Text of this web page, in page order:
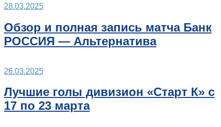
28.03.2025
Обзор и полная запись матча Банк
РОССИЯ — Альтернатива
26.03.2025
Лучшие голы дивизион «Старт К» с
17 по 23 марта